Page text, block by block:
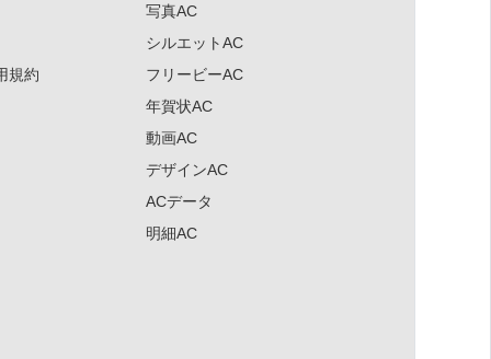
規約
写真AC
シルエットAC
フリービーAC
年賀状AC
動画AC
デザインAC
ACデータ
明細AC